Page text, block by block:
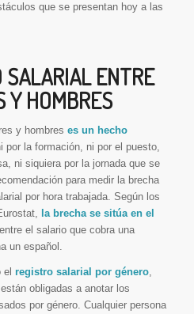
que se presentan hoy a las
SALARIAL ENTRE
Y HOMBRES
y hombres es un hecho
la formación, ni por el puesto,
ni siquiera por la jornada que se
para medir la brecha
por hora trabajada. Según los
la brecha se sitúa en el
el salario que cobra una
un español.
el registro salarial por género,
obligadas a anotar los
por género. Cualquier persona